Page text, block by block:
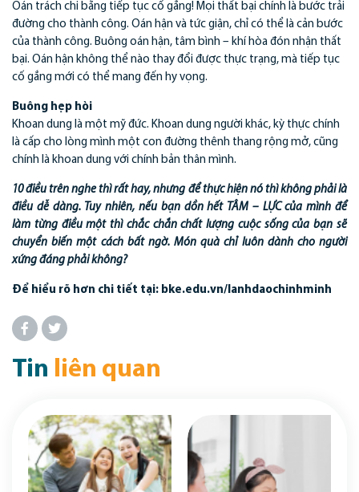
Oán trách chi bằng tiếp tục cố gắng! Mọi thất bại chính là bước trải
đường cho thành công. Oán hận và tức giận, chỉ có thể là cản bước
của thành công. Buông oán hận, tâm bình – khí hòa đón nhận thất
bại. Oán hận không thể nào thay đổi được thực trạng, mà tiếp tục
cố gắng mới có thể mang đến hy vọng.
Buông hẹp hòi
Khoan dung là một mỹ đức. Khoan dung người khác, kỳ thực chính
là cấp cho lòng mình một con đường thênh thang rộng mở, cũng
chính là khoan dung với chính bản thân mình.
10 điều trên nghe thì rất hay, nhưng để thực hiện nó thì không phải là
điều dễ dàng. Tuy nhiên, nếu bạn dồn hết TÂM – LỰC của mình để
làm từng điều một thì chắc chắn chất lượng cuộc sống của bạn sẽ
chuyển biến một cách bất ngờ. Món quà chỉ luôn dành cho người
xứng đáng phải không?
Để hiểu rõ hơn chi tiết tại: bke.edu.vn/lanhdaochinhminh
Tin liên quan